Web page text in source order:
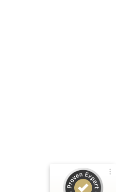
Blick aufs ProvenExpert-Profil werfen